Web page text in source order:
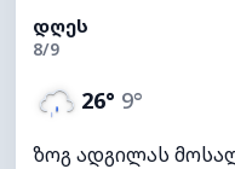
ᲓᲦᲔᲡ
8/9
26° 9°
ზოგ ადგილას